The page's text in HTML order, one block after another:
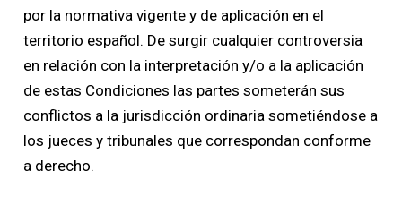
por la normativa vigente y de aplicación en el
territorio español. De surgir cualquier controversia
en relación con la interpretación y/o a la aplicación
de estas Condiciones las partes someterán sus
conflictos a la jurisdicción ordinaria sometiéndose a
los jueces y tribunales que correspondan conforme
a derecho.